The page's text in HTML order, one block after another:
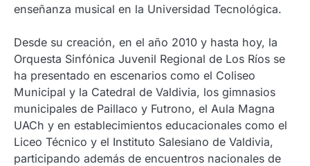
enseñanza musical en la Universidad Tecnológica.
Desde su creación, en el año 2010 y hasta hoy, la
Orquesta Sinfónica Juvenil Regional de Los Ríos se
ha presentado en escenarios como el Coliseo
Municipal y la Catedral de Valdivia, los gimnasios
municipales de Paillaco y Futrono, el Aula Magna
UACh y en establecimientos educacionales como el
Liceo Técnico y el Instituto Salesiano de Valdivia,
participando además de encuentros nacionales de